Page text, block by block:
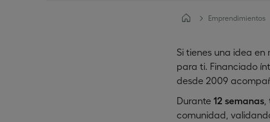
Emprendimientos
Si tienes una idea en
para ti. Financiado
desde 2009
Durante 12 semanas
comunidad,